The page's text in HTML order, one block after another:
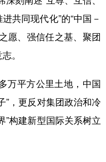
共同现代化”的“中国－
愿、强信任之基、聚团
。
平方公里土地，中国
”，更反对集团政治和冷
”构建新型国际关系树立